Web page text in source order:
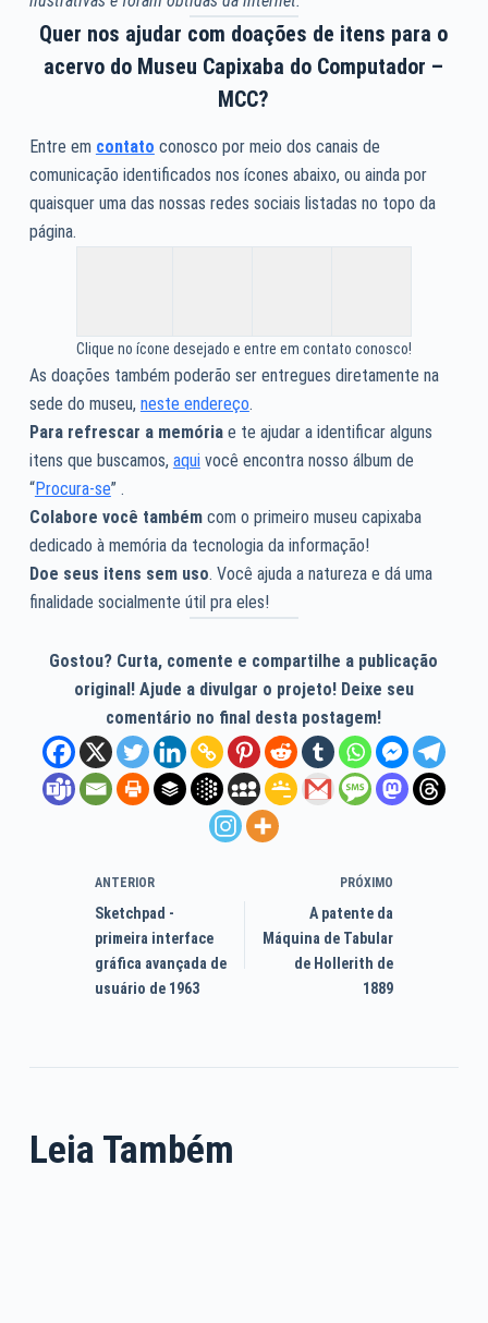
Quer nos ajudar com doações de itens para o
acervo do Museu Capixaba do Computador –
MCC?
Entre em contato conosco por meio dos canais de
comunicação identificados nos ícones abaixo, ou ainda por
quaisquer uma das nossas redes sociais listadas no topo da
página.
Clique no ícone desejado e entre em contato conosco!
As doações também poderão ser entregues diretamente na
sede do museu, neste endereço.
Para refrescar a memóriae te ajudar a identificar alguns
itens que buscamos, aquivocê encontra nosso álbum de
“Procura-se” .
Colabore você tambémcom o primeiro museu capixaba
dedicado à memória da tecnologia da informação!
Doe seus itens sem uso. Você ajuda a natureza e dá uma
finalidade socialmente útil pra eles!
Gostou? Curta, comente e compartilhe a publicação
original! Ajude a divulgar o projeto! Deixe seu
comentário no final desta postagem!
ANTERIOR
Sketchpad -
primeira interface
gráfica avançada de
usuário de 1963
PRÓXIMO
A patente da
Máquina de Tabular
de Hollerith de
1889
Leia Também